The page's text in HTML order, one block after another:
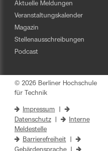
Aktuelle Meldungen
Veranstaltungskalender
Magazin
Stellenausschreibungen
Podcast
© 2026 Berliner Hochschule
für Technik
Impressum
Datenschutz
Interne
Meldestelle
Barrierefreiheit
Gebärdensprache